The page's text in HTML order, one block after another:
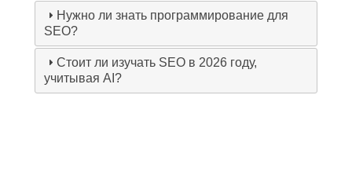
Нужно ли знать программирование для
SEO?
Стоит ли изучать SEO в 2026 году,
учитывая AI?